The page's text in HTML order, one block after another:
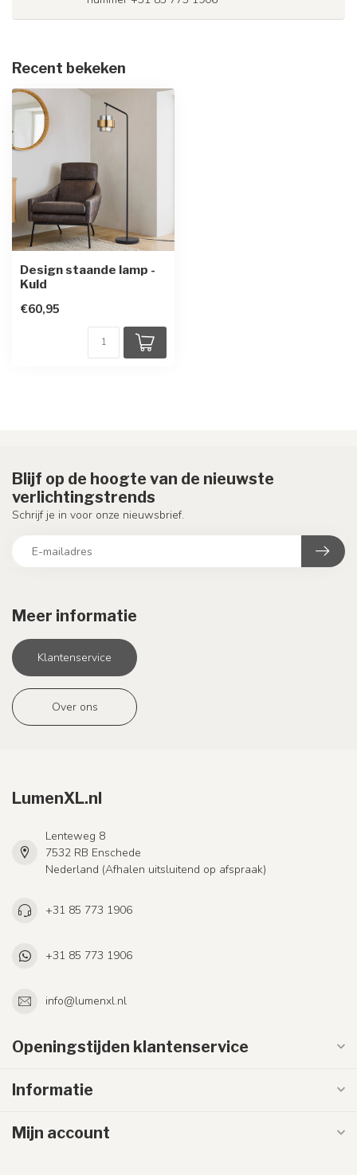
Recent bekeken
Design staande lamp -
Kuld
€60,95
Meer informatie
Klantenservice
Over ons
Blijf op de hoogte van de nieuwste
verlichtingstrends
Schrijf je in voor onze nieuwsbrief.
LumenXL.nl
Lenteweg 8
7532 RB Enschede
Nederland (Afhalen uitsluitend op afspraak)
+31 85 773 1906
+31 85 773 1906
info@lumenxl.nl
Openingstijden klantenservice
Informatie
Mijn account